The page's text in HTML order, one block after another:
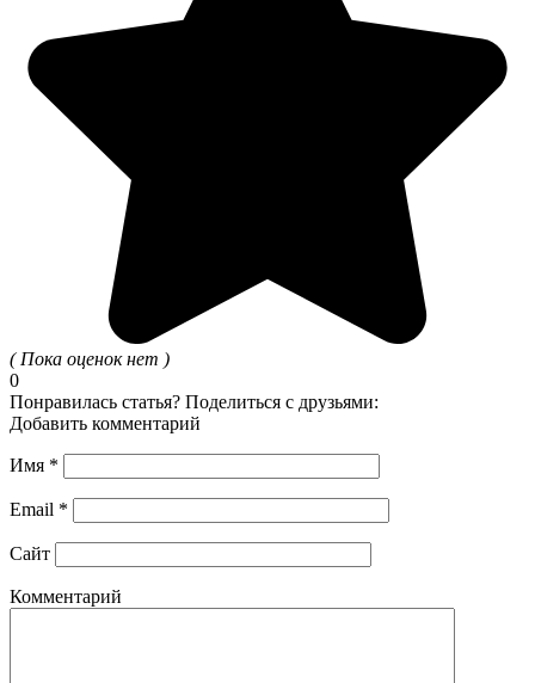
( Пока оценок нет )
0
Понравилась статья? Поделиться с друзьями:
Добавить комментарий
Имя *
Email *
Сайт
Комментарий